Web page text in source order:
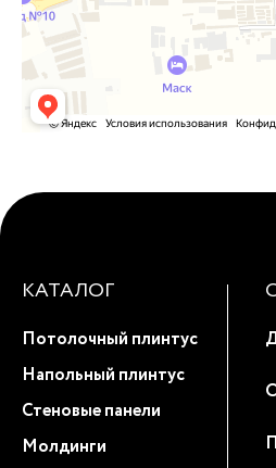
КАТАЛОГ
Потолочный плинтус
Напольный плинтус
Стеновые панели
Молдинги